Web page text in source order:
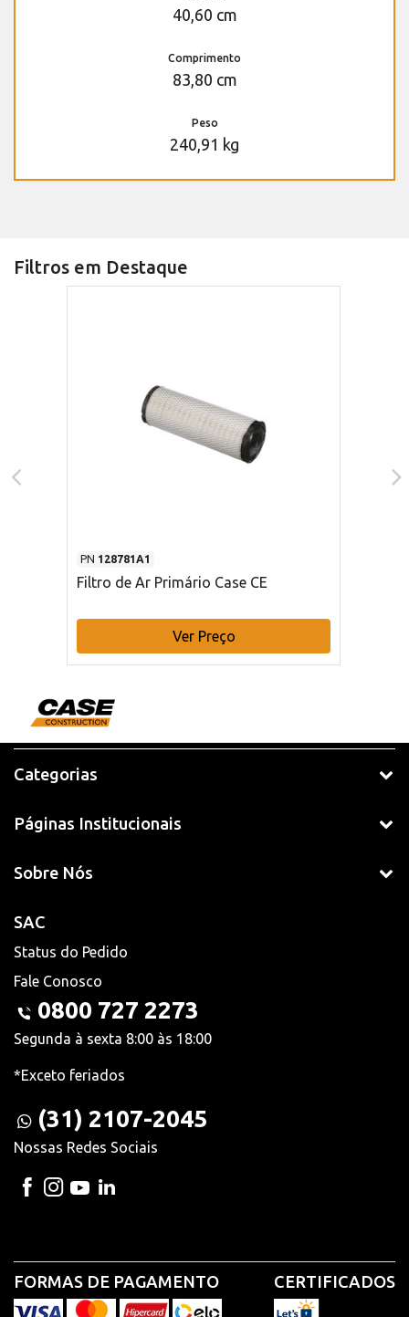
40,60 cm
Comprimento
83,80 cm
Peso
240,91 kg
Filtros em Destaque
PN 128781A1
Filtro de Ar Primário Case CE
Ver Preço
Categorias
Páginas Institucionais
Sobre Nós
SAC
Status do Pedido
Fale Conosco
0800 727 2273
Segunda à sexta 8:00 às 18:00
*Exceto feriados
(31) 2107-2045
Nossas Redes Sociais
FORMAS DE PAGAMENTO CERTIFICADOS